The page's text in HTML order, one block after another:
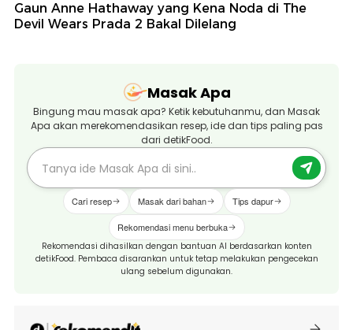
Gaun Anne Hathaway yang Kena Noda di The
Devil Wears Prada 2 Bakal Dilelang
Masak Apa
Bingung mau masak apa? Ketik kebutuhanmu, dan Masak
Apa akan merekomendasikan resep, ide dan tips paling pas
dari detikFood.
Cari resep Masak dari bahan Tips dapur
Rekomendasi menu berbuka
Rekomendasi dihasilkan dengan bantuan AI berdasarkan konten
detikFood. Pembaca disarankan untuk tetap melakukan pengecekan
ulang sebelum digunakan.